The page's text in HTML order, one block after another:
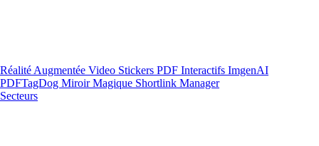
Réalité Augmentée Video Stickers PDF Interactifs ImgenAI
PDFTagDog Miroir Magique Shortlink Manager
Secteurs